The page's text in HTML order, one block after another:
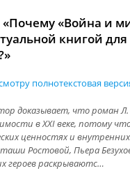
«Война и
книгой
полнотекстовая
доказывает, что роман Л.
в XXI веке, потому
ценностях и
Ростовой, Пьера
героев раскрываютс…